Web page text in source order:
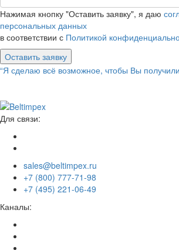
Нажимая кнопку "Оставить заявку", я даю
персональных данных
в соответствии с Политикой
Оставить заявку
“Я сделаю всё возможное, чтобы Вы
Для связи:
sales@beltimpex.ru
+7 (800) 777-71-98
+7 (495) 221-06-49
Каналы: